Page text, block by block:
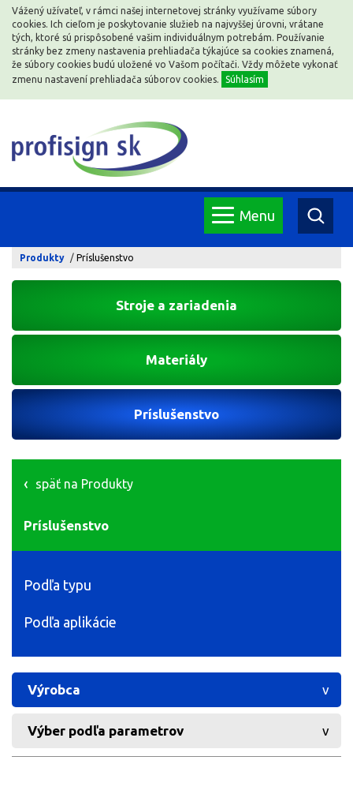
Vážený užívateľ, v rámci našej internetovej stránky využívame súbory
cookies. Ich cieľom je poskytovanie služieb na najvyššej úrovni, vrátane
tých, ktoré sú prispôsobené vašim individuálnym potrebám. Používanie
stránky bez zmeny nastavenia prehliadača týkajúce sa cookies znamená,
že súbory cookies budú uložené vo Vašom počítači. Vždy môžete vykonať
zmenu nastavení prehliadača súborov cookies.
Súhlasím
Menu
Produkty Príslušenstvo
Stroje a zariadenia
Materiály
Príslušenstvo
späť na Produkty
Príslušenstvo
Podľa typu
Podľa aplikácie
Výrobca
Výber podľa parametrov